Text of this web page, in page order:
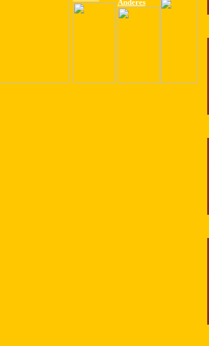
Anderes